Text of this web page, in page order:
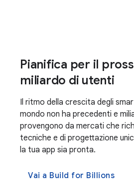
Pianifica per il
miliardo di utenti
Il ritmo della crescita degli
mondo non ha precedenti e
provengono da mercati che
tecniche e di progettazione
la tua app sia pronta.
Vai a Build for Billions